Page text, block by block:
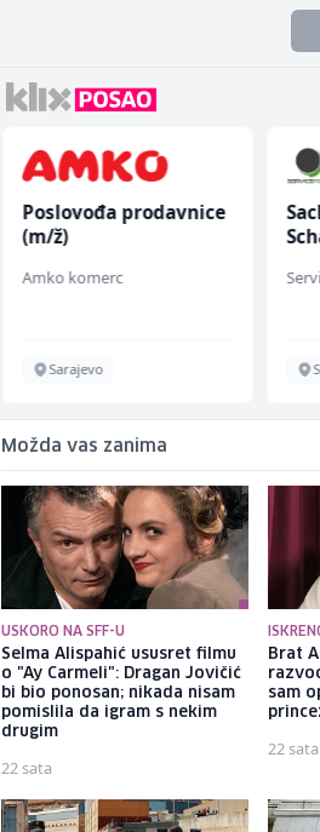
Poslovođa prodavnice
(m/ž)
Amko komerc
Sarajevo
Možda vas zanima
USKORO NA SFF-U
Selma Alispahić ususret filmu
o "Ay Carmeli": Dragan Jovičić
bi bio ponosan; nikada nisam
pomislila da igram s nekim
drugim
22 sata
Brat
sam
22 sata